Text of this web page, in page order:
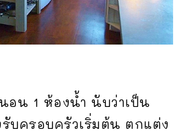
อน 1 ห้องน้ำ นับว่าเป็น
บครอบครัวเริ่มต้น ตกแต่ง